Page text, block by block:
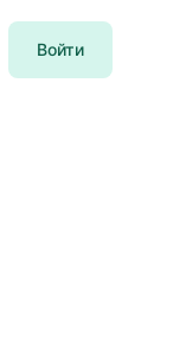
Войти